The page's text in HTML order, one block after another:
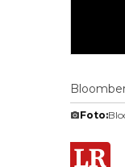
Foto: